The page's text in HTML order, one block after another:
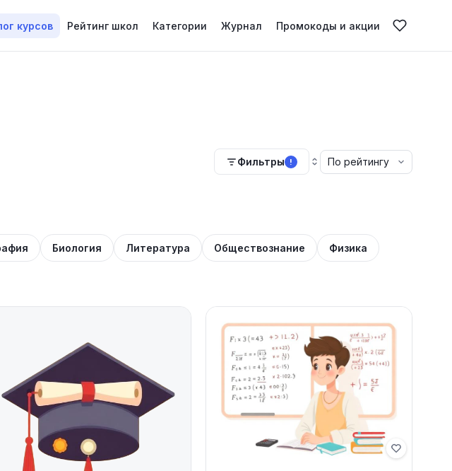
курсов Рейтинг школ Категории Журнал Промокоды и акции
Фильтры !
Биология Литература Обществознание Физика